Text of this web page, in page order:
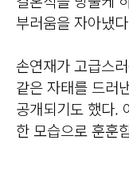
부러움을 자아냈
손연재가 고급스
같은 자태를 드러
공개되기도 했다.
한 모습으로 훈훈